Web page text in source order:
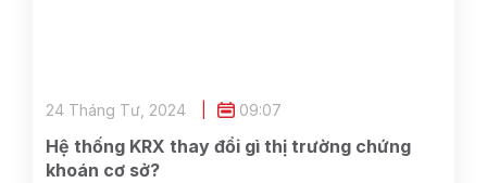
Hệ thống KRX thay đổi gì thị trường chứng
khoán cơ sở?
24 Tháng Tư, 2024 09:07